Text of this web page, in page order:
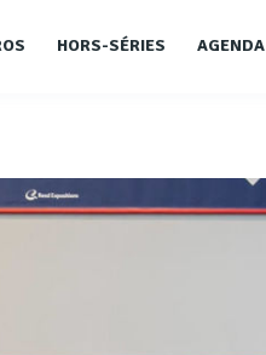
HORS-SÉRIES AGENDA